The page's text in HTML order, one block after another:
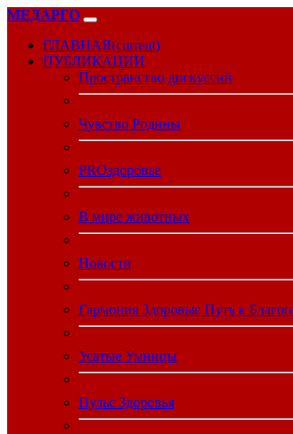
МЕДАРГО
ГЛАВНАЯ(current)
ПУБЛИКАЦИИ
Пространство дискуссий
Чувство Родины
PROздоровье
В мире животных
Новости
Гармония Здоровья: Путь к
Усатые Умницы
Пульс Здоровья